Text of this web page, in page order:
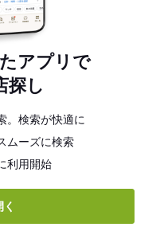
アプリで
探し
。検索が快適に
ムーズに検索
利用開始